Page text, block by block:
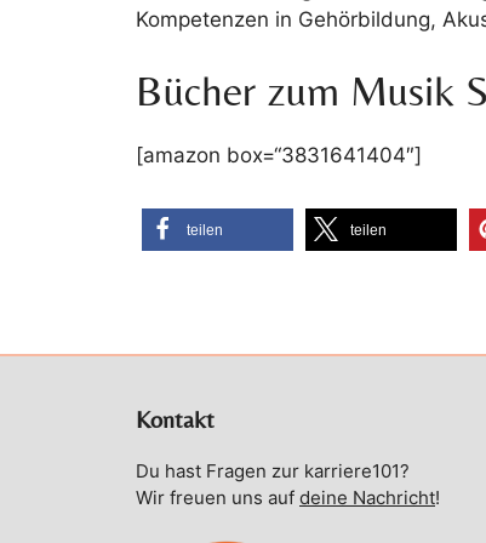
Kompetenzen in Gehörbildung,
Bücher zum Musik
[amazon box=“3831641404″]
teilen teilen
Kontakt
Du hast Fragen zur karriere101?
Wir freuen uns auf deine Nachricht!